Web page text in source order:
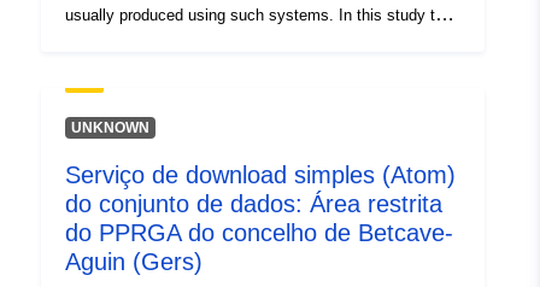
usually produced using such systems. In this study two
forecasts are compared. This dataset contains the high-
resolution (dx=9km) model data for the different
located with observations at the locations of the SHEBA
and N-ICE2015 field campaigns. The dataset also
contains the daily averaged skin temperature, for the
different simulations (interpolated on 0.25x0.25)
performed over the extended time period, 2015-01-01 to
UNKNOWN
Serviço de download simples (Atom)
do conjunto de dados: Área restrita
do PPRGA do concelho de Betcave-
Aguin (Gers)